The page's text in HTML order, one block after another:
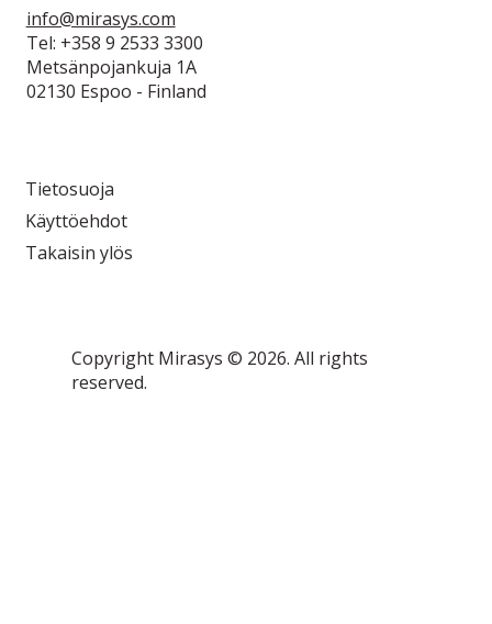
info@mirasys.com
Tel: +358 9 2533 3300
Metsänpojankuja 1A
02130 Espoo - Finland
Tietosuoja
Käyttöehdot
Takaisin ylös
Copyright Mirasys © 2026. All rights
reserved.